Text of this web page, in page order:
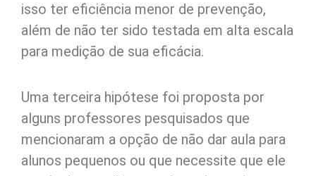
isso ter eficiência menor de prevenção,
além de não ter sido testada em alta escala
para medição de sua eficácia.
Uma terceira hipótese foi proposta por
alguns professores pesquisados que
mencionaram a opção de não dar aula para
alunos pequenos ou que necessite que ele